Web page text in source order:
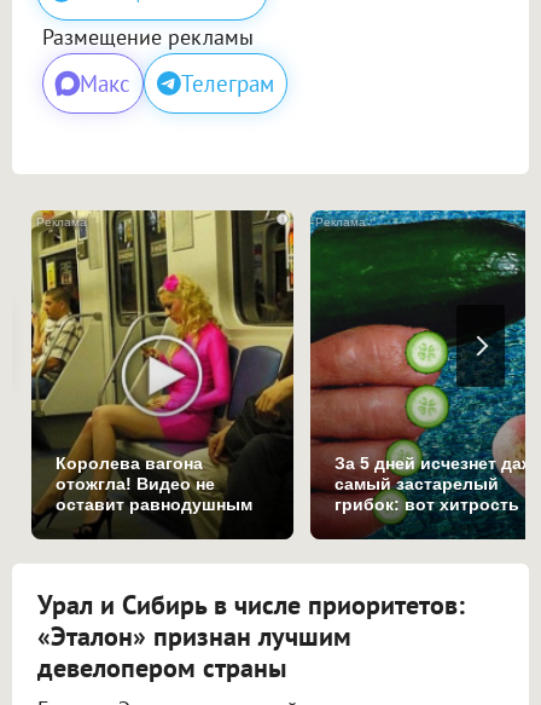
Размещение рекламы
Макс Телеграм
i
Королева вагона
отожгла! Видео не
оставит равнодушным
За 5 дней исчезнет
самый застарелый
грибок: вот хитрость
Урал и Сибирь в числе приоритетов:
«Эталон» признан лучшим
девелопером страны